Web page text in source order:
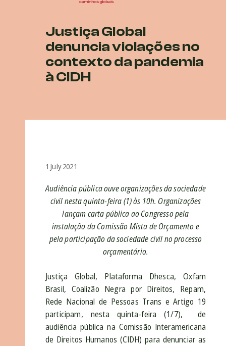
Justiça Global
denuncia violações no
contexto da pandemia
à CIDH
1 July 2021
Audiência pública ouve organizações da sociedade
civil nesta quinta-feira (1) às 10h. Organizações
lançam carta pública ao Congresso pela
instalação da Comissão Mista de Orçamento e
pela participação da sociedade civil no processo
orçamentário.
Justiça Global, Plataforma Dhesca, Oxfam
Brasil, Coalizão Negra por Direitos, Repam,
Rede Nacional de Pessoas Trans e Artigo 19
participam, nesta quinta-feira (1/7), de
audiência pública na Comissão Interamericana
de Direitos Humanos (CIDH) para denunciar as